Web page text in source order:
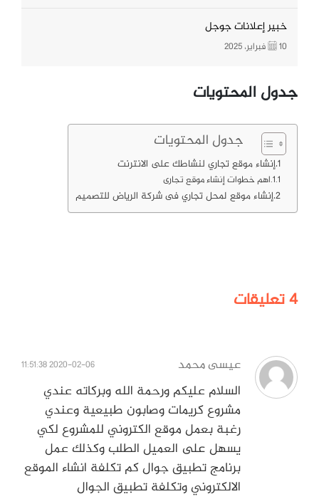
خبير إعلانات جوجل
10 فبراير، 2025
جدول المحتويات
جدول المحتويات
إنشاء موقع تجاري لنشاطك على الانترنت
اهم خطوات إنشاء موقع تجارى
إنشاء موقع لمحل تجاري فى شركة الرياض للتصميم
4تعليقات
عيسى محمد 2020-02-06 11:51:38
السلام عليكم ورحمة الله وبركاته عندي
مشروع كريمات وصابون طبيعية وعندي
رغبة بعمل موقع الكتروني للمشروع لكي
يسهل على العميل الطلب وكذلك عمل
برنامج تطبيق جوال كم تكلفة انشاء الموقع
الالكتروني وتكلفة تطبيق الجوال